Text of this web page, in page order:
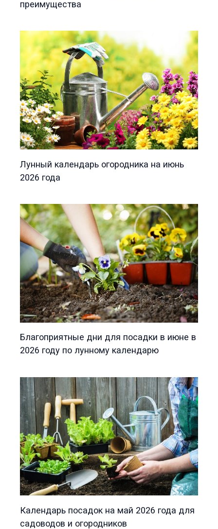
преимущества
Лунный календарь огородника на июнь
2026 года
Благоприятные дни для посадки в июне в
2026 году по лунному календарю
Календарь посадок на май 2026 года для
садоводов и огородников